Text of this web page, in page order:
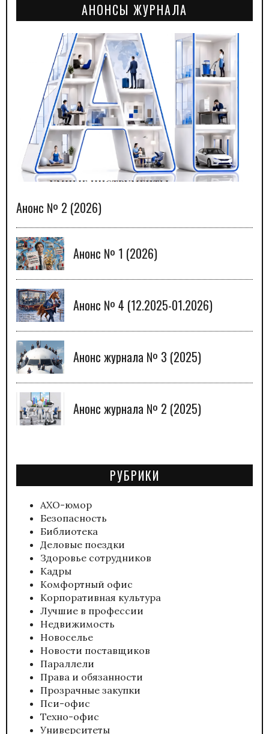
АНОНСЫ ЖУРНАЛА
Анонс № 2 (2026)
Анонс № 1 (2026)
Анонс № 4 (12.2025-01.2026)
Анонс журнала № 3 (2025)
Анонс журнала № 2 (2025)
РУБРИКИ
АХО-юмор
Безопасность
Библиотека
Деловые поездки
Здоровье сотрудников
Кадры
Комфортный офис
Корпоративная культура
Лучшие в профессии
Недвижимость
Новоселье
Новости поставщиков
Параллели
Права и обязанности
Прозрачные закупки
Пси-офис
Техно-офис
Университеты